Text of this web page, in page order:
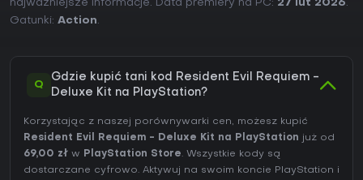
najważniejsze informacje. Data premiery na PC: 27 lut 2026.
Gatunki: Action.
Q
Gdzie kupić tani kod Resident Evil Requiem -
Deluxe Kit na PlayStation?
Korzystając z naszej porównywarki cen, możesz kupić
Resident Evil Requiem - Deluxe Kit na PlayStation już od
69,00 zł w PlayStation Store. Wszystkie kody są
dostarczane cyfrowo. Aktywuj na swoim koncie PlayStation i